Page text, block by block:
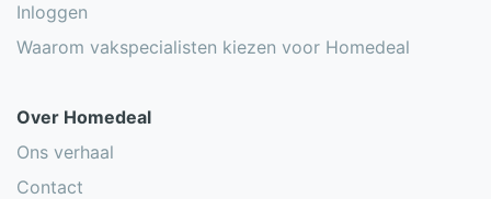
Inloggen
Waarom vakspecialisten kiezen voor Homedeal
Over Homedeal
Ons verhaal
Contact